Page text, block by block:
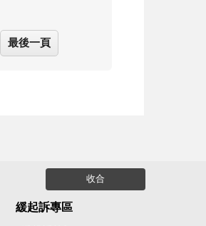
最後一頁
收合
緩起訴專區